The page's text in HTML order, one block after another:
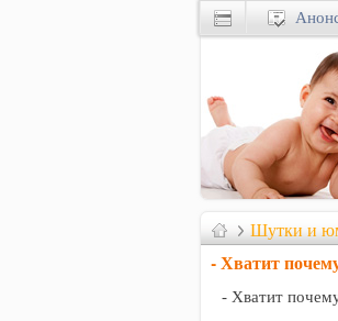
Шутки и
- Хватит
- Хватит